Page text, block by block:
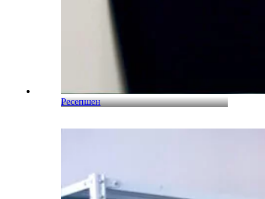
Ресепшен